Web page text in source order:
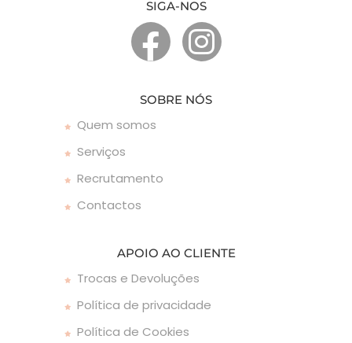
SIGA-NOS
SOBRE NÓS
Quem somos
Serviços
Recrutamento
Contactos
APOIO AO CLIENTE
Trocas e Devoluções
Política de privacidade
Política de Cookies